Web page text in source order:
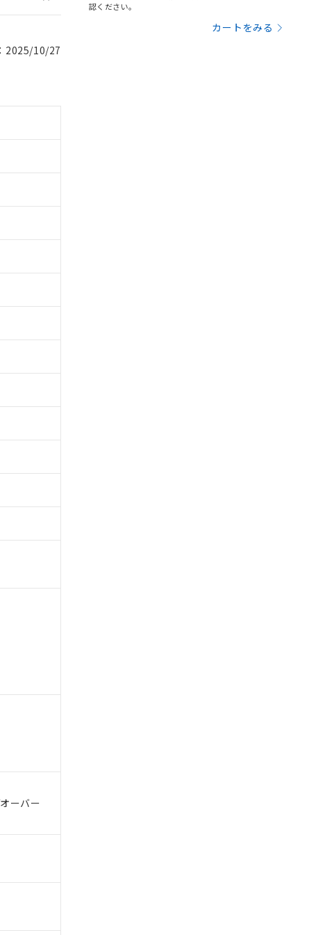
2025/10/27
ーバー
認ください。
カートをみる
了承ください。
き作成されるも
をご了承くださ
です。
ありません。
です。
ず変更すること
1000ppm以下、
下、フタル酸ジブチ
) : 1000ppm、
可)を取得する
要な手段を講じ